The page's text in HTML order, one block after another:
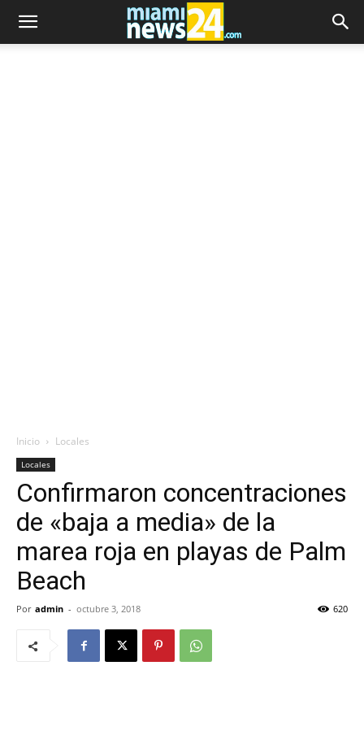
Inicio Locales
Locales
Confirmaron concentraciones
de «baja a media» de la
marea roja en playas de Palm
Beach
Por admin - octubre 3, 2018 620